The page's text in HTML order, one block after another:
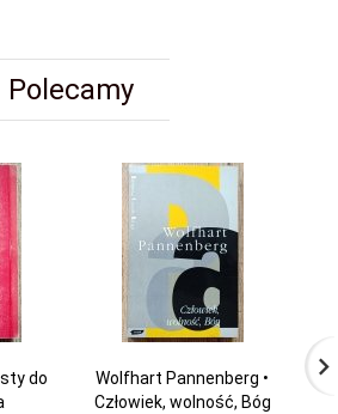
Polecamy
do
Wolfhart Pannenberg •
Człowiek, wolność, Bóg